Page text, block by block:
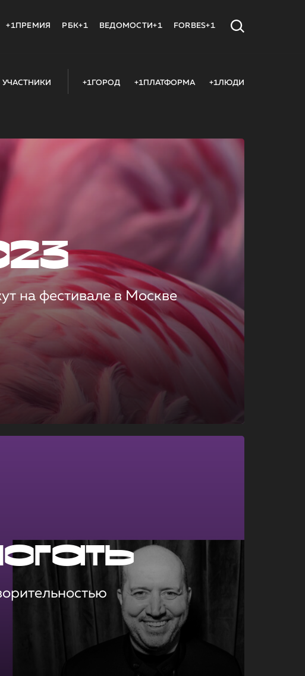
+1ПРЕМИЯ РБК+1 ВЕДОМОСТИ+1 FORBES+1
УЧАСТНИКИ +1ГОРОД +1ПЛАТФОРМА +1ЛЮДИ
на фестивале в Москве